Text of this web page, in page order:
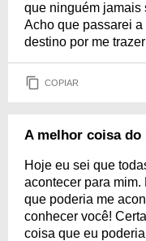
que ninguém jamais
Acho que passarei
destino por me
COPIAR
A melhor coisa do
Hoje eu sei que
acontecer para
que poderia me
conhecer você!
coisa que eu